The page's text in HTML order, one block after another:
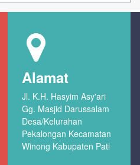
Alamat
Jl. K.H. Hasyim Asy'ari
Gg. Masjid Darussalam
Desa/Kelurahan
Pekalongan Kecamatan
Winong Kabupaten Pati